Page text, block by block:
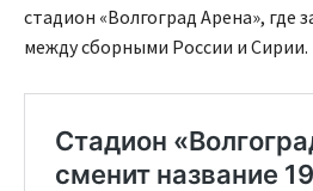
стадион «Волгоград Арена», где
между сборными России и Сирии.